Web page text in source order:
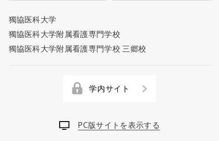
獨協医科大学
獨協医科大学附属看護専門学校
獨協医科大学附属看護専門学校 三郷校
学内サイト
PC版サイトを表示する